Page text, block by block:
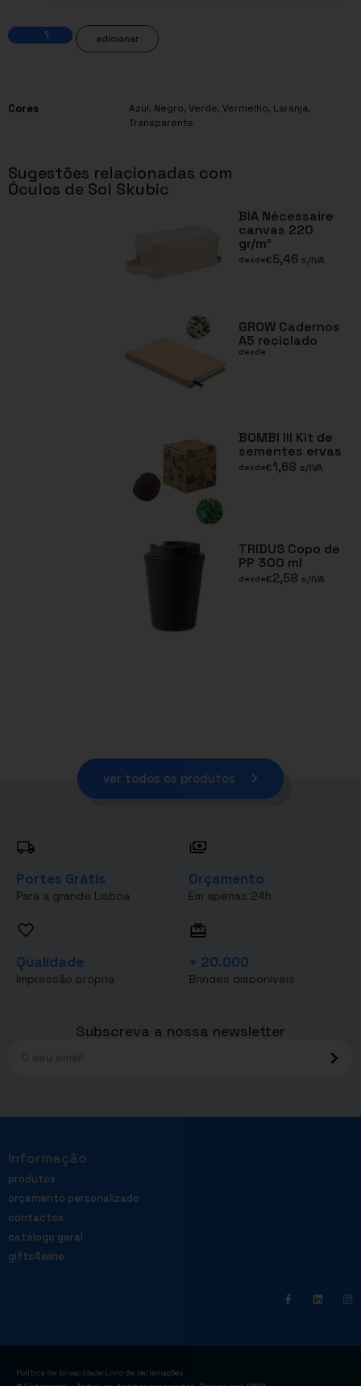
adicionar
Cores Azul, Negro, Verde, Vermelho, Laranja,
Transparente
Sugestões relacionadas com
Óculos de Sol Skubic
BIA Nécessaire
canvas 220
gr/m²
desde€5,46 s/IVA
GROW Cadernos
A5 reciclado
desde
BOMBI III Kit de
sementes ervas
desde€1,68 s/IVA
TRIDUS Copo de
PP 300 ml
desde€2,58 s/IVA
ver todos os produtos
Portes Grátis
Para a grande Lisboa
Orçamento
Em apenas 24h
Qualidade
Impressão própria
+ 20.000
Brindes disponíveis
Subscreva a nossa newsletter
Informação
produtos
orçamento personalizado
contactos
catálogo geral
gifts4wine
Política de privacidade Livro de reclamações